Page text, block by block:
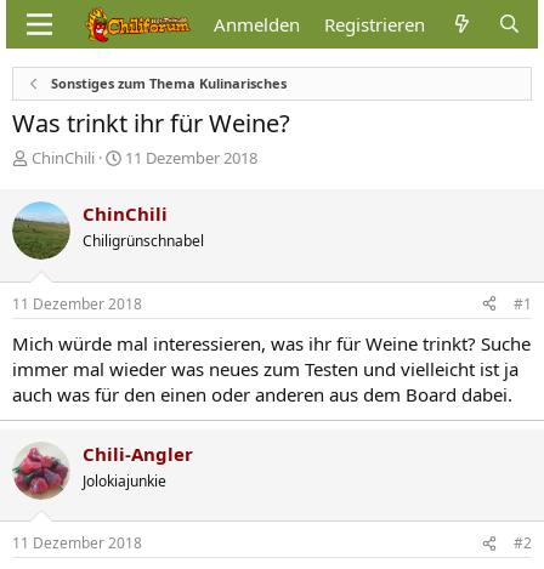
Anmelden Registrieren
Sonstiges zum Thema Kulinarisches
Was trinkt ihr für Weine?
E
s
t
e
l
l
e
ChinChili
E
t
e
l
t
m
11 Dezember 2018
ChinChili
Chiligrünschnabel
11 Dezember 2018 #1
Mich würde mal interessieren, was ihr für Weine trinkt? Suche
immer mal wieder was neues zum Testen und vielleicht ist ja
auch was für den einen oder anderen aus dem Board dabei.
Chili-Angler
Jolokiajunkie
11 Dezember 2018 #2